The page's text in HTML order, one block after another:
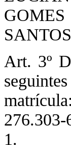
Art. 3º
1.